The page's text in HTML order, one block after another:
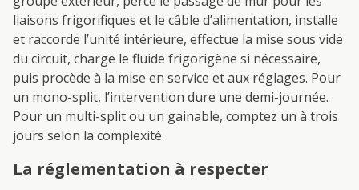
liaisons frigorifiques et le câble d’alimentation, installe
et raccorde l’unité intérieure, effectue la mise sous vide
du circuit, charge le fluide frigorigène si nécessaire,
puis procède à la mise en service et aux réglages. Pour
un mono-split, l’intervention dure une demi-journée.
Pour un multi-split ou un gainable, comptez un à trois
jours selon la complexité.
La réglementation à respecter